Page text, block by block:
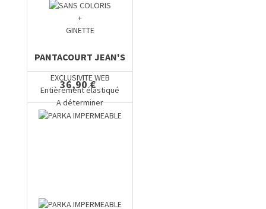
+
GINETTE
PANTACOURT JEAN'S
36,90 €
EXCLUSIVITE WEB
Entièrement élastiqué
A déterminer